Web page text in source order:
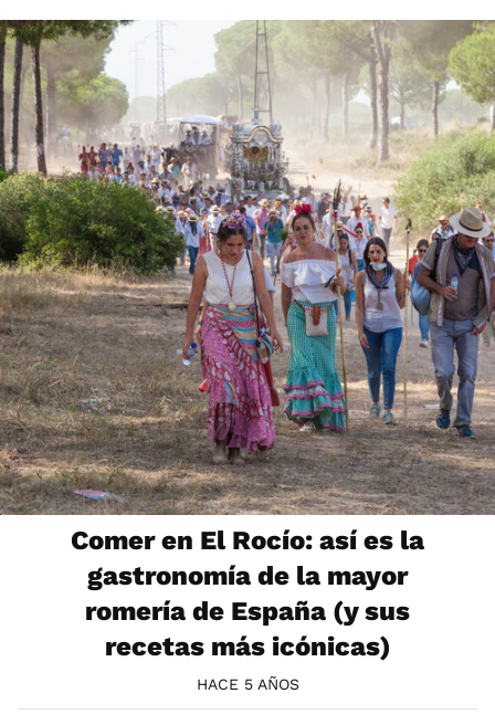
Comer en El Rocío: así es la
gastronomía de la mayor
romería de España (y sus
recetas más icónicas)
HACE 5 AÑOS